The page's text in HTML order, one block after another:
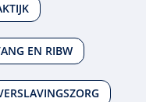
EN RIBW